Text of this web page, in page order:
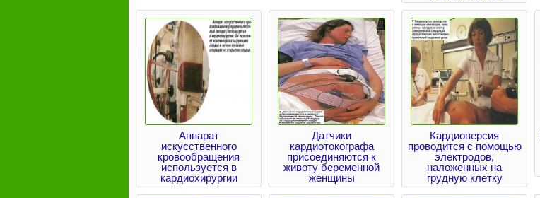
Аппарат
искусственного
кровообращения
используется в
кардиохирургии
Датчики
кардиотокографа
присоединяются к
животу беременной
женщины
Кардиоверсия
проводится с помощью
электродов,
наложенных на
грудную клетку